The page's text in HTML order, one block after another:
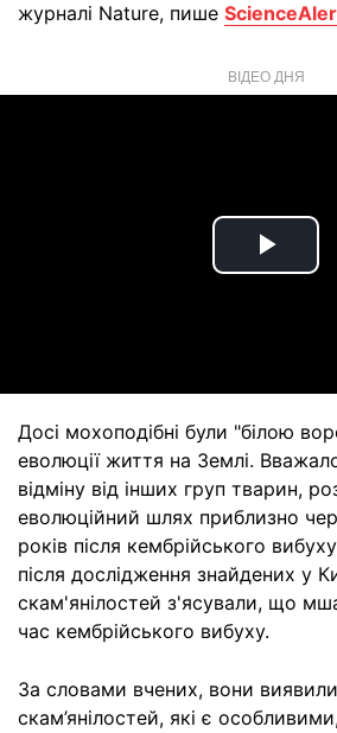
журналі Nature, пише
ВІДЕО ДНЯ
Play
Досі мохоподібні були "білою
еволюції життя на Землі.
відміну від інших груп тварин,
еволюційний шлях приблизно
років після кембрійського
після дослідження знайдених у
скам'янілостей з'ясували, що
час кембрійського вибуху.
За словами вчених, вони
скам’янілостей, які є